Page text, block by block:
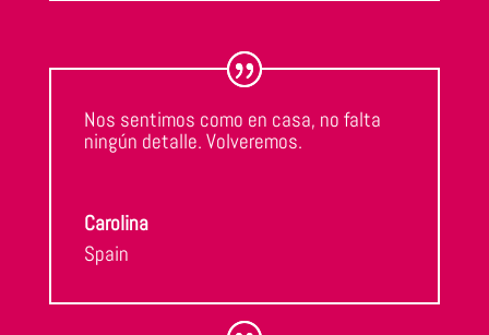
Nos sentimos como en casa, no falta
ningún detalle. Volveremos.
Carolina
Spain